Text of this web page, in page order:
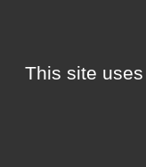
initiation à
en goulotte
juin
This site